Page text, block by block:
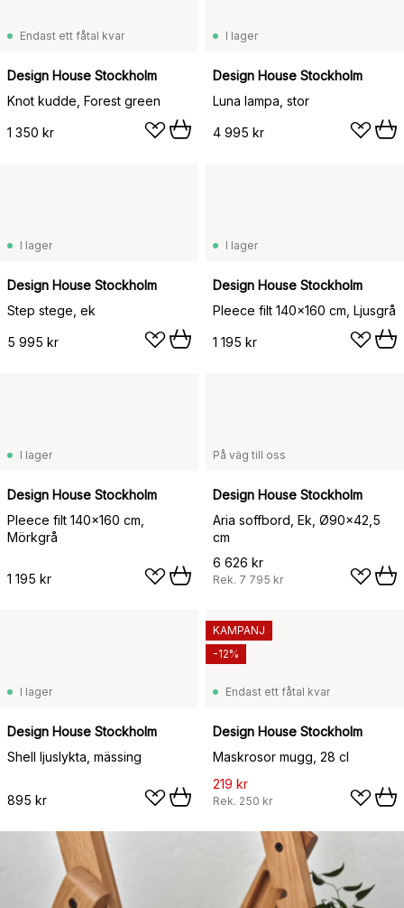
Endast ett fåtal kvar
Design House Stockholm
Knot kudde, Forest green
1 350 kr
I lager
Design House Stockholm
Luna lampa, stor
4 995 kr
I lager
Design House Stockholm
Step stege, ek
5 995 kr
I lager
Design House Stockholm
Pleece filt 140x160 cm, Ljusgrå
1 195 kr
I lager
Design House Stockholm
Pleece filt 140x160 cm,
Mörkgrå
1 195 kr
På väg till oss
Design House Stockholm
Aria soffbord, Ek, Ø90x42,5
cm
6 626 kr
Rek. 7 795 kr
I lager
Design House Stockholm
Shell ljuslykta, mässing
895 kr
Endast ett fåtal kvar
Design House Stockholm
Maskrosor mugg, 28 cl
219 kr
Rek. 250 kr
KAMPANJ
-12%